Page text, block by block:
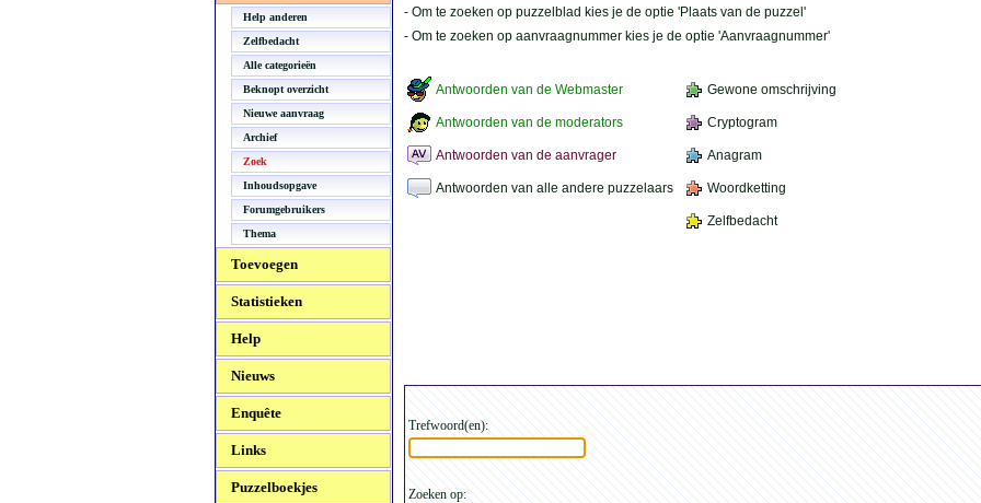
Help anderen
Zelfbedacht
Alle categorieën
Beknopt overzicht
Nieuwe aanvraag
Archief
Zoek
Inhoudsopgave
Forumgebruikers
Thema
Toevoegen
Statistieken
Help
Nieuws
Enquête
Links
Puzzelboekjes
- Om te zoeken op puzzelblad kies je de optie 'Plaats van de puzzel'
- Om te zoeken op aanvraagnummer kies je de optie 'Aanvraagnummer'
Antwoorden van de Webmaster Gewone omschrijving
Antwoorden van de moderators Cryptogram
Antwoorden van de aanvrager Anagram
Antwoorden van alle andere puzzelaars Woordketting
Zelfbedacht
Trefwoord(en):
Zoeken op: